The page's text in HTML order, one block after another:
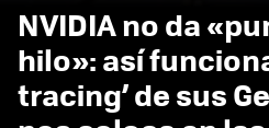
NVIDIA no da
hilo»: así
tracing’ de sus